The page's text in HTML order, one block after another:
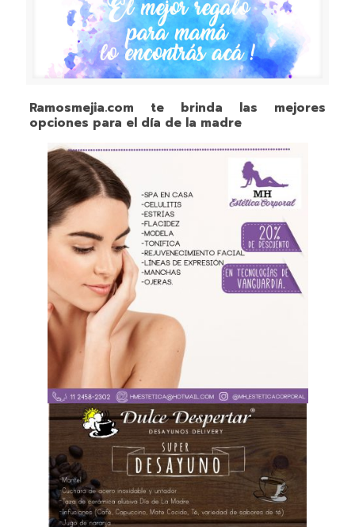
Ramosmejia.com te brinda las mejores
opciones para el día de la madre